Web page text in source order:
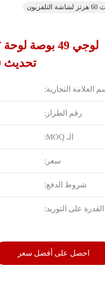
تحديث 60 هرتز لشاشة التلفزيون
العلامة التجارية:
رقم الطراز:
الـ MOQ:
سعر:
شروط الدفع:
القدرة على التوريد:
احصل على أفضل سعر